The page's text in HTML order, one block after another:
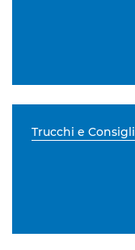
Trucchi e Consigli